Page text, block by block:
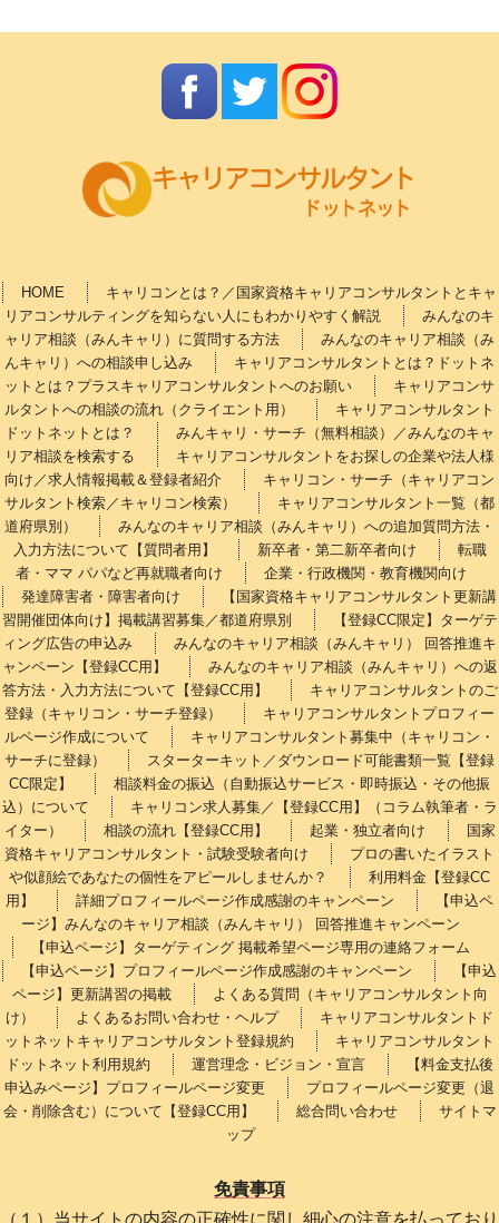
HOME
キャリコンとは？／国家資格キャリアコンサルタントとキャ
リアコンサルティングを知らない人にもわかりやすく解説
みんなのキ
ャリア相談（みんキャリ）に質問する方法
みんなのキャリア相談（み
んキャリ）への相談申し込み
キャリアコンサルタントとは？ドットネ
ットとは？プラスキャリアコンサルタントへのお願い
キャリアコンサ
ルタントへの相談の流れ（クライエント用）
キャリアコンサルタント
ドットネットとは？
みんキャリ・サーチ（無料相談）／みんなのキャ
リア相談を検索する
キャリアコンサルタントをお探しの企業や法人様
向け／求人情報掲載＆登録者紹介
キャリコン・サーチ（キャリアコン
サルタント検索／キャリコン検索）
キャリアコンサルタント一覧（都
道府県別）
みんなのキャリア相談（みんキャリ）への追加質問方法・
入力方法について【質問者用】
新卒者・第二新卒者向け
転職
者・ママ パパなど再就職者向け
企業・行政機関・教育機関向け
発達障害者・障害者向け
【国家資格キャリアコンサルタント更新講
習開催団体向け】掲載講習募集／都道府県別
【登録CC限定】ターゲテ
ィング広告の申込み
みんなのキャリア相談（みんキャリ） 回答推進キ
ャンペーン【登録CC用】
みんなのキャリア相談（みんキャリ）への返
答方法・入力方法について【登録CC用】
キャリアコンサルタントのご
登録（キャリコン・サーチ登録）
キャリアコンサルタントプロフィー
ルページ作成について
キャリアコンサルタント募集中（キャリコン・
サーチに登録）
スターターキット／ダウンロード可能書類一覧【登録
CC限定】
相談料金の振込（自動振込サービス・即時振込・その他振
込）について
キャリコン求人募集／【登録CC用】（コラム執筆者・ラ
イター）
相談の流れ【登録CC用】 起業・独立者向け
国家
資格キャリアコンサルタント・試験受験者向け
プロの書いたイラスト
や似顔絵であなたの個性をアピールしませんか？
利用料金【登録CC
用】
詳細プロフィールページ作成感謝のキャンペーン
【申込ペ
ージ】みんなのキャリア相談（みんキャリ） 回答推進キャンペーン
【申込ページ】ターゲティング 掲載希望ページ専用の連絡フォーム
【申込ページ】プロフィールページ作成感謝のキャンペーン
【申込
ページ】更新講習の掲載
よくある質問（キャリアコンサルタント向
け）
よくあるお問い合わせ・ヘルプ
キャリアコンサルタントド
ットネットキャリアコンサルタント登録規約
キャリアコンサルタント
ドットネット利用規約
運営理念・ビジョン・宣言
【料金支払後
申込みページ】プロフィールページ変更
プロフィールページ変更（退
会・削除含む）について【登録CC用】
総合問い合わせ
サイトマ
ップ
免責事項